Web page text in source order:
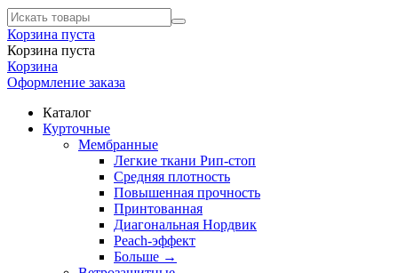
Корзина пуста
Корзина пуста
Корзина
Оформление заказа
Каталог
Курточные
Мембранные
Легкие ткани Рип-стоп
Средняя плотность
Повышенная прочность
Принтованная
Диагональная Нордвик
Peach-эффект
Больше →